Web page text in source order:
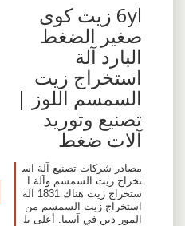
6yl زيت كوى
صغير الضغط
البارد آلة
استخراج زيت
السمسم اللوز |
تصنيع وتوريد
آلات ضغط
مصادر شركات تصنيع آلة اس
تخراج زيت السمسم وآلة ا
ستخراج زيت هناك 1831 آلة
استخراج زيت السمسم من
المور دين في آسيا. أعلى بل